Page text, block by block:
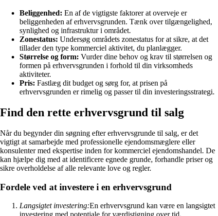
Beliggenhed: En af de vigtigste faktorer at overveje er
beliggenheden af erhvervsgrunden. Tænk over tilgængelighed,
synlighed og infrastruktur i området.
Zonestatus: Undersøg områdets zonestatus for at sikre, at det
tillader den type kommerciel aktivitet, du planlægger.
Størrelse og form: Vurder dine behov og krav til størrelsen og
formen på erhvervsgrunden i forhold til din virksomheds
aktiviteter.
Pris: Fastlæg dit budget og sørg for, at prisen på
erhvervsgrunden er rimelig og passer til din investeringsstrategi.
Find den rette erhvervsgrund til salg
Når du begynder din søgning efter erhvervsgrunde til salg, er det
vigtigt at samarbejde med professionelle ejendomsmæglere eller
konsulenter med ekspertise inden for kommerciel ejendomshandel. De
kan hjælpe dig med at identificere egnede grunde, forhandle priser og
sikre overholdelse af alle relevante love og regler.
Fordele ved at investere i en erhvervsgrund
Langsigtet investering:En erhvervsgrund kan være en langsigtet